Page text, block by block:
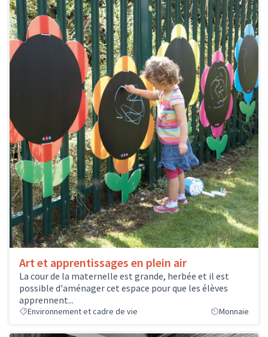
Art et apprentissages en plein air
La cour de la maternelle est grande, herbée et il est
possible d'aménager cet espace pour que les élèves
apprennent...
Environnement et cadre de vie Monnaie